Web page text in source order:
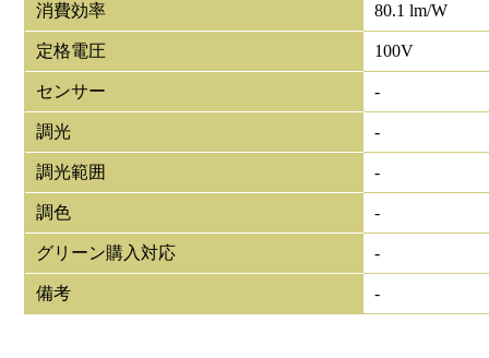
消費効率 80.1 lm/W
定格電圧 100V
センサー -
調光 -
調光範囲 -
調色 -
グリーン購入対応 -
備考 -